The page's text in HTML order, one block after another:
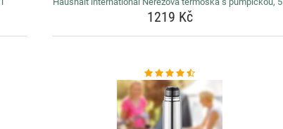
1219 Kč